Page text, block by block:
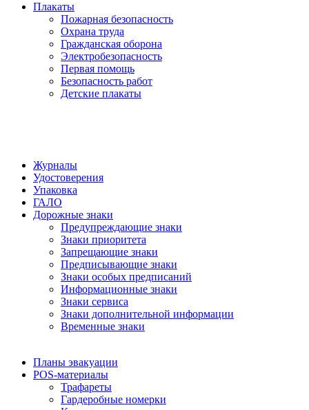
Плакаты
Пожарная безопасность
Охрана труда
Гражданская оборона
Электробезопасность
Первая помощь
Безопасность работ
Детские плакаты
Журналы
Удостоверения
Упаковка
ГАЛО
Дорожные знаки
Предупреждающие знаки
Знаки приоритета
Запрещающие знаки
Предписывающие знаки
Знаки особых предписаний
Информационные знаки
Знаки сервиса
Знаки дополнительной информации
Временные знаки
Планы эвакуации
POS-материалы
Трафареты
Гардеробные номерки